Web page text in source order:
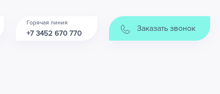
Горячая линия
+7 3452 670 770 Заказать звонок